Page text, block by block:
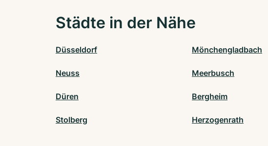
Städte in der Nähe
Düsseldorf Mönchengladbach
Neuss Meerbusch
Düren Bergheim
Stolberg Herzogenrath